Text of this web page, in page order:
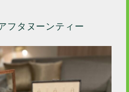
フタヌーンティー